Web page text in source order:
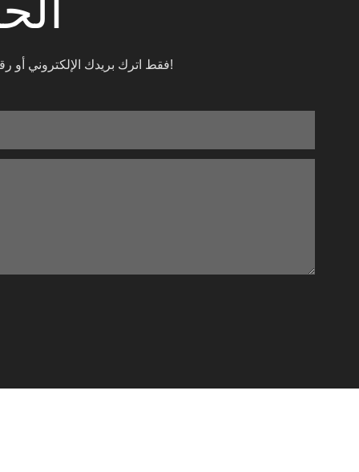
فقط اترك بريدك الإلكتروني أو رقم هاتفك في نموذج الاتصال حتى نتمكن من إرسال عرض أسعار مجاني لنا لمجموعة واسعة من التصاميم!